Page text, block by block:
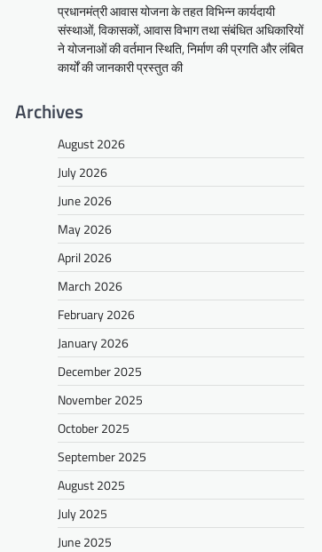
प्रधानमंत्री आवास योजना के तहत विभिन्न कार्यदायी
संस्थाओं, विकासकों, आवास विभाग तथा संबंधित अधिकारियों
ने योजनाओं की वर्तमान स्थिति, निर्माण की प्रगति और लंबित
कार्यों की जानकारी प्रस्तुत की
Archives
August 2026
July 2026
June 2026
May 2026
April 2026
March 2026
February 2026
January 2026
December 2025
November 2025
October 2025
September 2025
August 2025
July 2025
June 2025